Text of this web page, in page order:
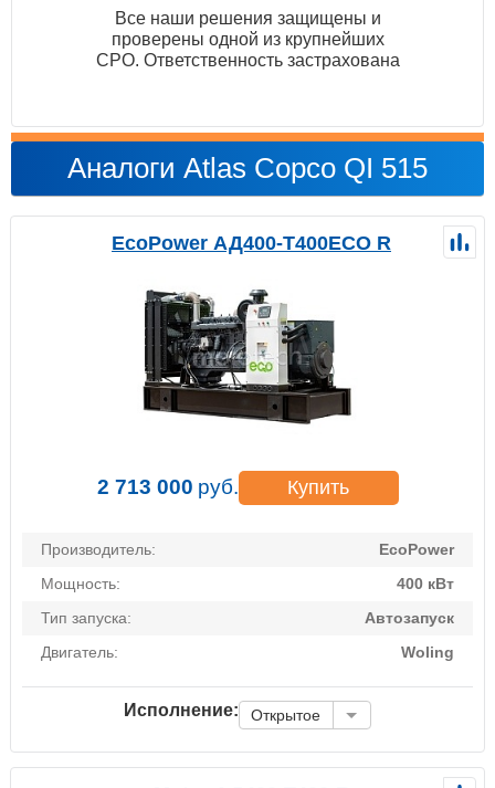
Все наши решения защищены и
проверены одной из крупнейших
СРО. Ответственность застрахована
Аналоги Atlas Copco QI 515
EcoPower АД400-T400ECO R
2 713 000 руб. Купить
Производитель:
EcoPower
Мощность:
400 кВт
Тип запуска:
Автозапуск
Двигатель:
Woling
Исполнение: Открытое